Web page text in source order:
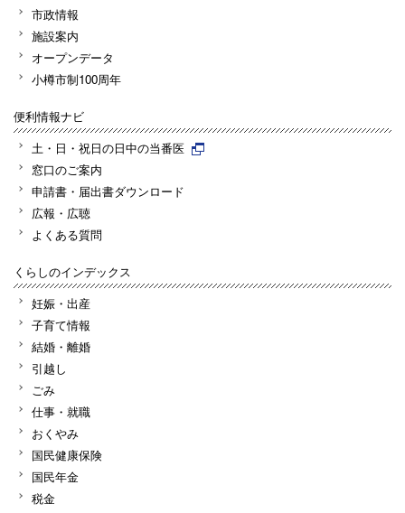
市政情報
施設案内
オープンデータ
小樽市制100周年
便利情報ナビ
土・日・祝日の日中の当番医
窓口のご案内
申請書・届出書ダウンロード
広報・広聴
よくある質問
くらしのインデックス
妊娠・出産
子育て情報
結婚・離婚
引越し
ごみ
仕事・就職
おくやみ
国民健康保険
国民年金
税金